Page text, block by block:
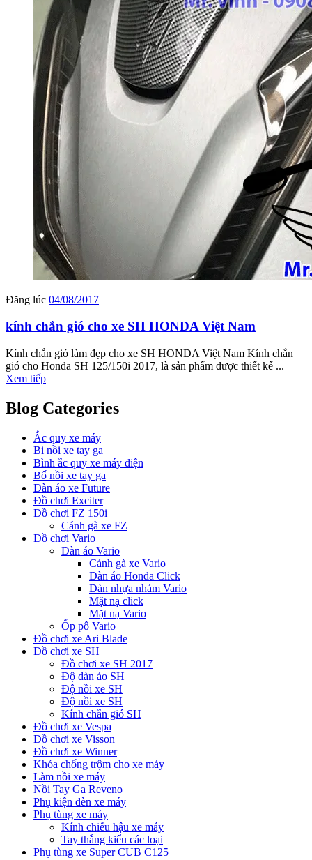
Đăng lúc 04/08/2017
kính chắn gió cho xe SH HONDA Việt Nam
Kính chắn gió làm đẹp cho xe SH HONDA Việt Nam Kính chắn
gió cho Honda SH 125/150i 2017, là sản phẩm được thiết kế ...
Xem tiếp
Blog Categories
Ắc quy xe máy
Bi nồi xe tay ga
Bình ắc quy xe máy điện
Bố nồi xe tay ga
Dàn áo xe Future
Đồ chơi Exciter
Đồ chơi FZ 150i
Cánh gà xe FZ
Đồ chơi Vario
Dàn áo Vario
Cánh gà xe Vario
Dàn áo Honda Click
Dàn nhựa nhám Vario
Mặt nạ click
Mặt nạ Vario
Ốp pô Vario
Đồ chơi xe Ari Blade
Đồ chơi xe SH
Đồ chơi xe SH 2017
Độ dàn áo SH
Độ nồi xe SH
Độ nồi xe SH
Kính chắn gió SH
Đồ chơi xe Vespa
Đồ chơi xe Visson
Đồ chơi xe Winner
Khóa chống trộm cho xe máy
Làm nồi xe máy
Nồi Tay Ga Reveno
Phụ kiện đèn xe máy
Phụ tùng xe máy
Kính chiếu hậu xe máy
Tay thắng kiểu các loại
Phụ tùng xe Super CUB C125